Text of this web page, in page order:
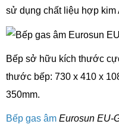
sử dụng chất liệu hợp kim
Bếp sở hữu kích thước
thước bếp: 730 x 410 x
350mm.
Bếp gas âm Eurosun EU-